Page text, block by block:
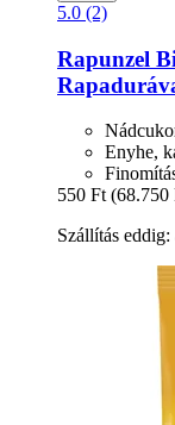
5.0 (2)
Rapunzel
Enyhe,
550 Ft (68.750
Szállítás eddig: